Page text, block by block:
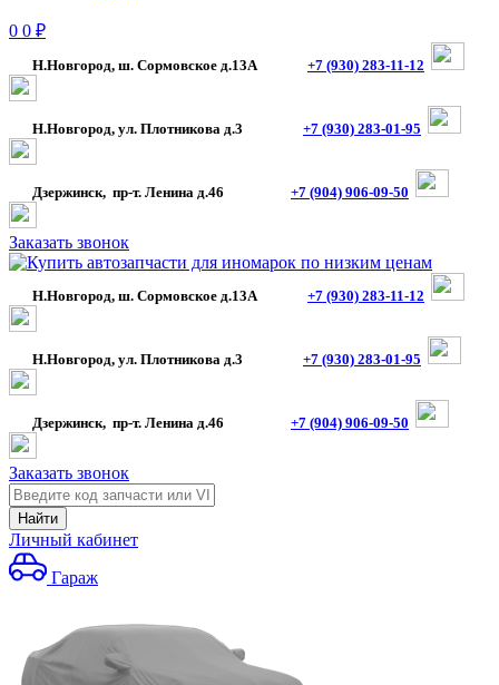
0 0 ₽
Н.Новгород, ш. Сормовское д.13А +7 (930) 283-11-12
Н.Новгород, ул. Плотникова д.3 +7 (930) 283-01-95
Дзержинск, пр-т. Ленина д.46 +7 (904) 906-09-50
Заказать звонок
Н.Новгород, ш. Сормовское д.13А +7 (930) 283-11-12
Н.Новгород, ул. Плотникова д.3 +7 (930) 283-01-95
Дзержинск, пр-т. Ленина д.46 +7 (904) 906-09-50
Заказать звонок
Найти
Личный кабинет
Гараж